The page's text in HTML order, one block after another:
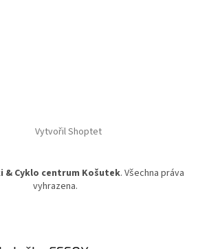
Vytvořil Shoptet
& Cyklo centrum Košutek. Všechna práva
vyhrazena.